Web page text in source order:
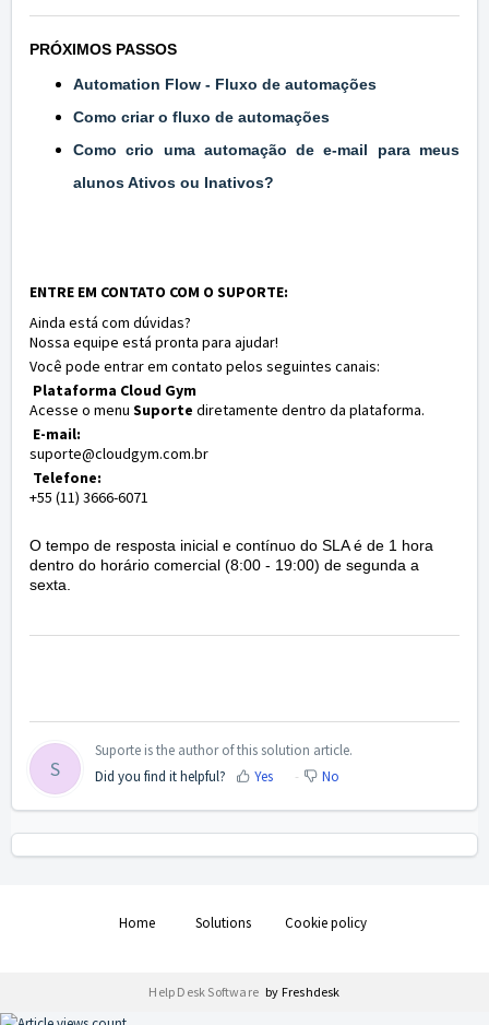
PRÓXIMOS PASSOS
Automation Flow - Fluxo de automações
Como criar o fluxo de automações
Como crio uma automação de e-mail para meus
alunos Ativos ou Inativos?
ENTRE EM CONTATO COM O SUPORTE:
Ainda está com dúvidas?
Nossa equipe está pronta para ajudar!
Você pode entrar em contato pelos seguintes canais:
Plataforma Cloud Gym
Acesse o menu Suporte diretamente dentro da plataforma.
E-mail:
suporte@cloudgym.com.br
Telefone:
+55 (11) 3666-6071
O tempo de resposta inicial e contínuo do SLA é de 1 hora
dentro do horário comercial (8:00 - 19:00) de segunda a
sexta.
S
Suporte is the author of this solution article.
Did you find it helpful?
Yes No
Home Solutions Cookie policy
Help Desk Software by Freshdesk